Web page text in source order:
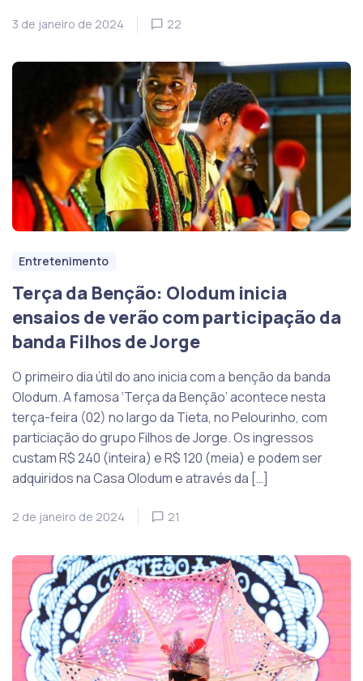
3 de janeiro de 2024 22
Entretenimento
Terça da Benção: Olodum inicia
ensaios de verão com participação da
banda Filhos de Jorge
O primeiro dia útil do ano inicia com a benção da banda
Olodum. A famosa ‘Terça da Benção’ acontece nesta
terça-feira (02) no largo da Tieta, no Pelourinho, com
particiação do grupo Filhos de Jorge. Os ingressos
custam R$ 240 (inteira) e R$ 120 (meia) e podem ser
adquiridos na Casa Olodum e através da […]
2 de janeiro de 2024 21